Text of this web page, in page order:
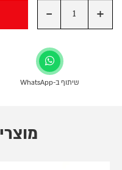
+
-
שיתוף ב-WhatsApp